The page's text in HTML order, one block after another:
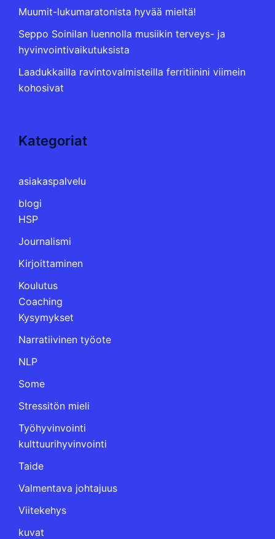
Muumit-lukumaratonista hyvää mieltä!
Seppo Soinilan luennolla musiikin terveys- ja
hyvinvointivaikutuksista
Laadukkailla ravintovalmisteilla ferritiinini viimein
kohosivat
Kategoriat
asiakaspalvelu
blogi
HSP
Journalismi
Kirjoittaminen
Koulutus
Coaching
Kysymykset
Narratiivinen työote
NLP
Some
Stressitön mieli
Työhyvinvointi
kulttuurihyvinvointi
Taide
Valmentava johtajuus
Viitekehys
kuvat